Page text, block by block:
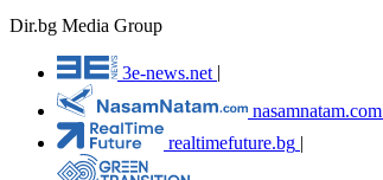
Dir.bg Media Group
3e-news.net
nasamnatam.com
realtimefuture.bg |